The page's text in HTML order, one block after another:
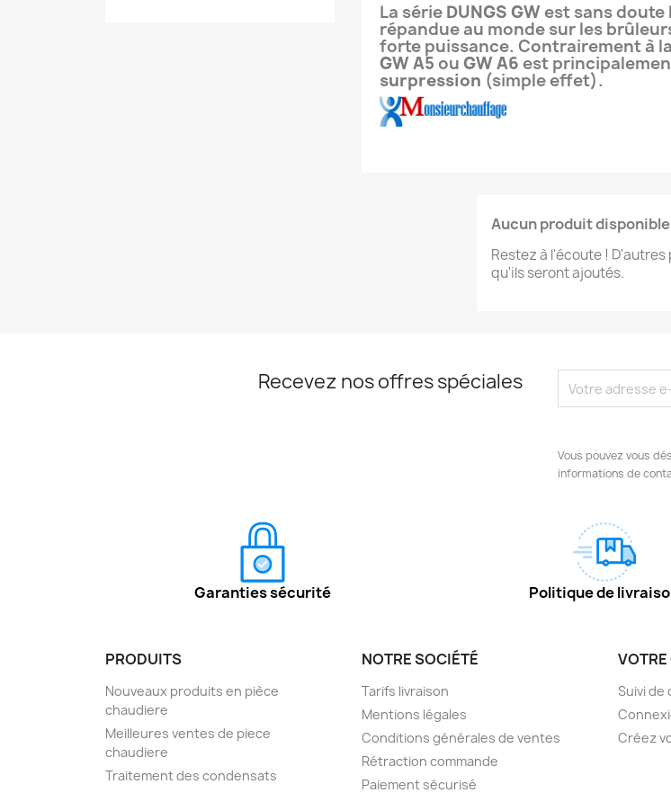
La série DUNGS GWest sans doute
répandue au monde sur les
forte puissance. Contrairement à
GW A5 ou GW A6 est
surpression (simple effet).
Aucun produit
Restez à l'écoute !
qu'ils seront ajoutés.
Recevez nos offres spéciales
Vous pouvez vous
informations de
Garanties sécurité Politique de
PRODUITS
Nouveaux produits en pièce
chaudiere
Meilleures ventes de piece
chaudiere
Traitement des condensats
NOTRE SOCIÉTÉ
Tarifs livraison
Mentions légales
Conditions générales de ventes
Rétraction commande
Paiement sécurisé
Suivi de
Créez